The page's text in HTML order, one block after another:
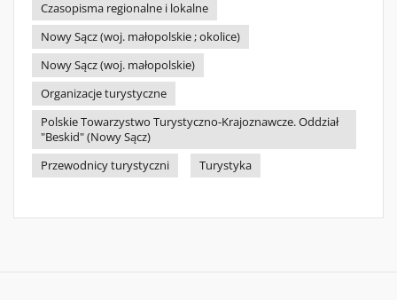
Czasopisma regionalne i lokalne
Nowy Sącz (woj. małopolskie ; okolice)
Nowy Sącz (woj. małopolskie)
Organizacje turystyczne
Polskie Towarzystwo Turystyczno-Krajoznawcze. Oddział
"Beskid" (Nowy Sącz)
Przewodnicy turystyczni
Turystyka